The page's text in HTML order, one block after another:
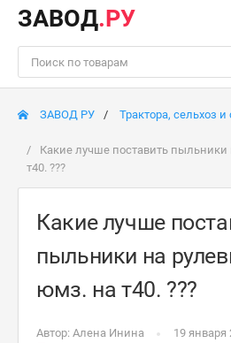
ЗАВОД.РУ
ЗАВОД РУ Трактора, сельхоз и
Какие лучше поставить
т40. ???
Какие лучше
пыльники на
юмз. на т40. ???
Автор: Алена Инина
19 января